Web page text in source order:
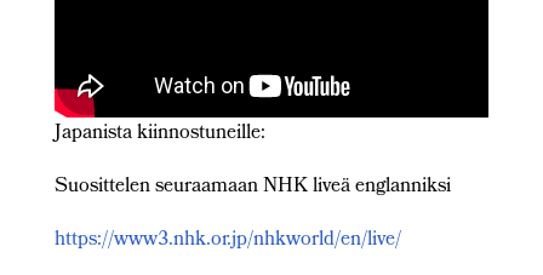
Japanista kiinnostuneille:
Suosittelen seuraamaan NHK liveä englanniksi
https://www3.nhk.or.jp/nhkworld/en/live/